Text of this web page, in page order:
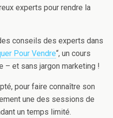
experts pour rendre la
conseils des experts dans
Pour Vendre“, un cours
– et sans jargon marketing !
pour faire connaître son
une des sessions de
un temps limité.